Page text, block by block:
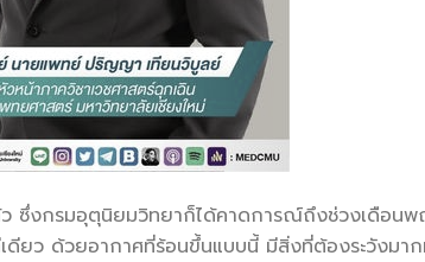
ซึ่งกรมอุตุนิยมวิทยาก็ได้คาดการณ์ถึงช่วงเดือน
ยว ด้วยอากาศที่ร้อนขึ้นแบบนี้ มีสิ่งที่ต้องระวังมา